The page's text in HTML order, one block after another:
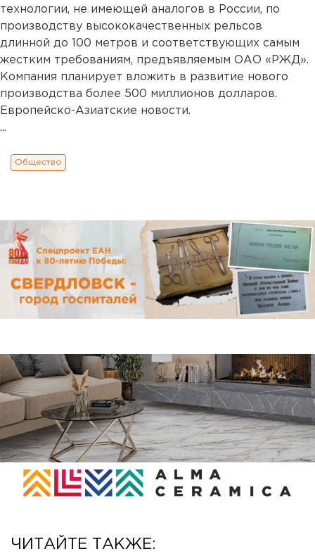
технологии, не имеющей аналогов в России, по
производству высококачественных рельсов
длинной до 100 метров и соответствующих самым
жестким требованиям, предъявляемым ОАО «РЖД».
Компания планирует вложить в развитие нового
производства более 500 миллионов долларов.
Европейско-Азиатские новости.
...
Общество
ЧИТАЙТЕ ТАКЖЕ: